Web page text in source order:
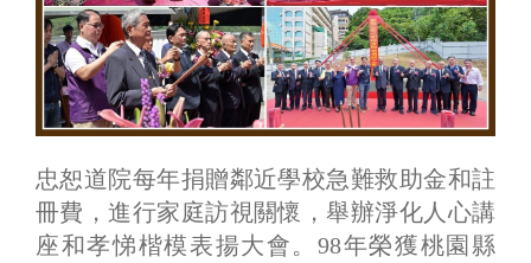
忠恕道院每年捐贈鄰近學校急難救助金和註
冊費，進行家庭訪視關懷，舉辦淨化人心講
座和孝悌楷模表揚大會。98年榮獲桃園縣